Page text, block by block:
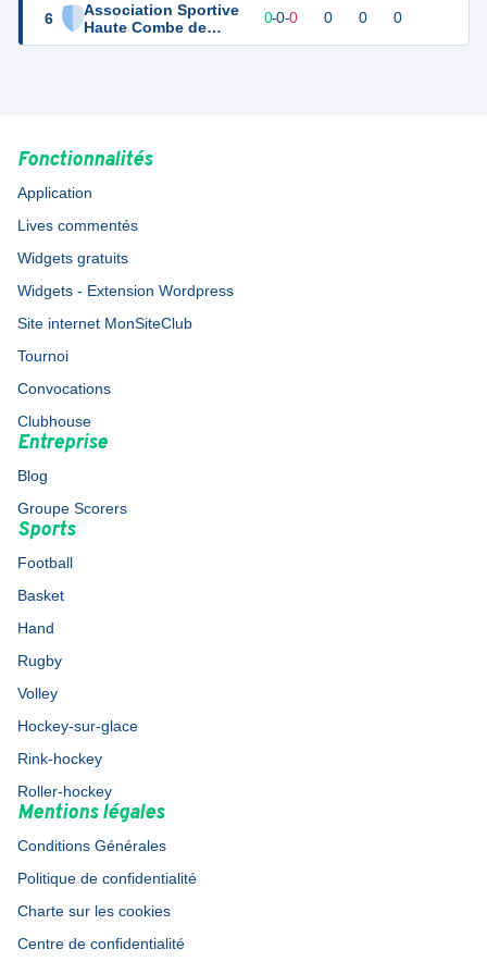
6
Association Sportive
Haute Combe de
Savoie Futsal
0 0 0-0-0 0 0 0
Fonctionnalités
Application
Lives commentés
Widgets gratuits
Widgets - Extension Wordpress
Site internet MonSiteClub
Tournoi
Convocations
Clubhouse
Entreprise
Blog
Groupe Scorers
Sports
Football
Basket
Hand
Rugby
Volley
Hockey-sur-glace
Rink-hockey
Roller-hockey
Mentions légales
Conditions Générales
Politique de confidentialité
Charte sur les cookies
Centre de confidentialité